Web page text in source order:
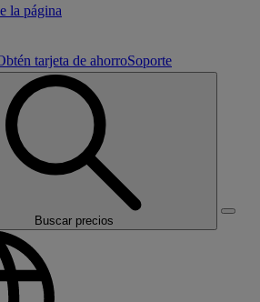
la página
tarjeta de ahorroSoporte
Buscar precios